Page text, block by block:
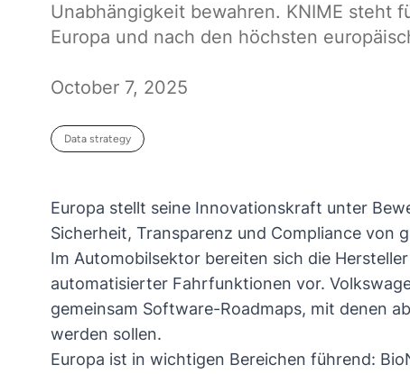
Unabhängigkeit bewahren. KNIME steht
Europa und nach den höchsten
October 7, 2025
Data strategy
Europa stellt seine Innovationskraft unter
Sicherheit, Transparenz und Compliance von
Im Automobilsektor bereiten sich die
automatisierter Fahrfunktionen vor.
gemeinsam Software-Roadmaps, mit denen
werden sollen.
Europa ist in wichtigen Bereichen führend: